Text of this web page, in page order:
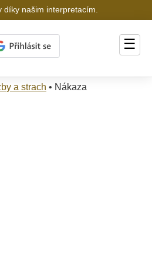
díky našim interpretacím.
☰
a strach • Nákaza